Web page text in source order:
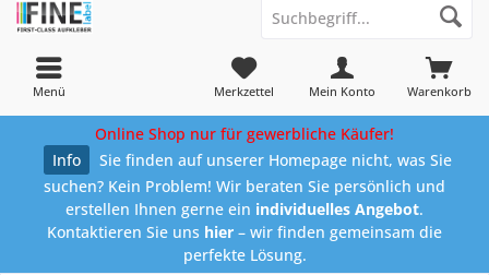
Warenkorb
Merkzettel Mein Konto
Menü
Online Shop nur für gewerbliche Käufer!
Info
Sie finden auf unserer Homepage nicht, was Sie
suchen? Kein Problem! Wir beraten Sie persönlich und
erstellen Ihnen gerne ein individuelles Angebot.
Kontaktieren Sie uns hier – wir finden gemeinsam die
perfekte Lösung.